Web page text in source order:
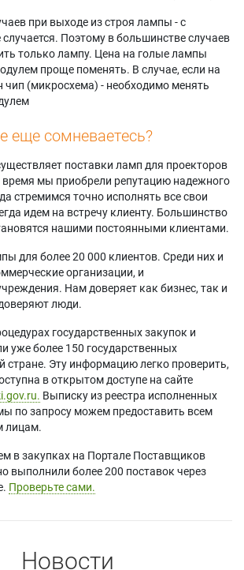
при выходе из строя лампы - с
Поэтому в большинстве случаев
только лампу. Цена на голые лампы
проще поменять. В случае, если на
чип (микросхема) - необходимо менять
еще сомневаетесь?
поставки ламп для проекторов
время мы приобрели репутацию надежного
стремимся точно исполнять все свои
идем на встречу клиенту. Большинство
нашими постоянными клиентами.
для более 20 000 клиентов. Среди них и
организации, и
Нам доверяет как бизнес, так и
люди.
государственных закупок и
уже более 150 государственных
стране. Эту информацию легко проверить,
в открытом доступе на сайте
Выписку из реестра исполненных
по запросу можем предоставить всем
лицам.
в закупках на Портале Поставщиков
выполнили более 200 поставок через
Проверьте сами.
Новости